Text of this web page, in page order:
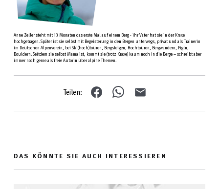
Anne Zeller steht mit 13 Monaten das erste Mal auf einem Berg - ihr Vater hat sie in der Kraxe
hochgetragen. Später ist sie selbst mit Begeisterung in den Bergen unterwegs, privat und als Trainerin
im Deutschen Alpenverein, bei Ski(hoch)touren, Bergsteigen, Hochtouren, Bergwandern, Figln,
Bouldern. Seitdem sie selbst Mama ist, kommt sie (trotz Kraxe) kaum noch in die Berge – schreibt aber
immer noch gerne als freie Autorin über alpine Themen.
Teilen:
DAS KÖNNTE SIE AUCH INTERESSIEREN